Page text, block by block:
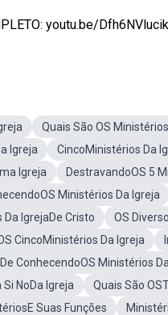
youtu.be/
Quais São OS Ministérios
Igreja
CincoMinistérios Da
Igreja
DestravandoOS 5
Ministérios Da Igreja
Da IgrejaDe Cristo
OS
CincoMinistérios Da Igreja
ConhecendoOS Ministérios
Si NoDa Igreja
Quais São
Suas Funções